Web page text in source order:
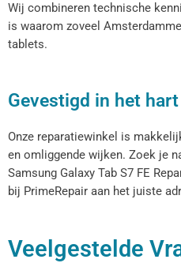
Wij combineren technische
is waarom zoveel
tablets.
Gevestigd in het
Onze reparatiewinkel is
en omliggende wijken. Zoek je
Samsung Galaxy Tab S7 FE
bij PrimeRepair aan het juiste
Veelgestelde